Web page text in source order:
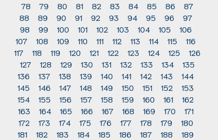
78
79 80 81 82 83 84 85 86
87
88
89 90 91 92 93 94 95 96
97
98
99 100 101 102 103 104 105
106
107
108 109 110 111 112 113 114 115
116
117
118 119 120 121 122 123 124 125
126
127
128 129 130 131 132 133 134
135
136
137 138 139 140 141 142 143
144
145
146 147 148 149 150 151 152
153
154
155 156 157 158 159 160 161
162
163
164 165 166 167 168 169 170
171
172
173 174 175 176 177 178 179
180
181
182 183 184 185 186 187 188
189